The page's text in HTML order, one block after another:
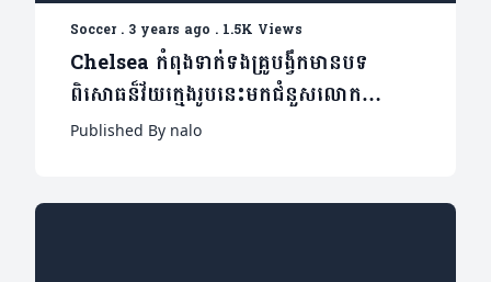
Soccer. 3 years ago . 1.5K Views
Chelsea កំពុងទាក់ទងគ្រូបង្វឹកមានបទ
ពិសោធន៏វ័យក្មេងរូបនេះមកជំនួសលោក
Potter
Published By nalo